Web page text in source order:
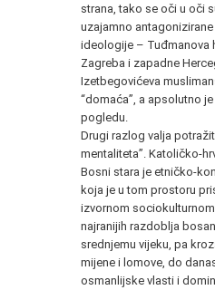
strana, tako se oči u oči
uzajamno
ideologije – Tuđmanova
Zagreba i zapadne
Izetbegovićeva
“domaća”, a apsolutno
pogledu.
Drugi razlog valja
mentaliteta”. Katoličko-
Bosni stara je etničko-
koja je u tom prostoru
izvornom
najranijih razdoblja
srednjemu vijeku, pa
mijene i lomove, do
osmanlijske vlasti i